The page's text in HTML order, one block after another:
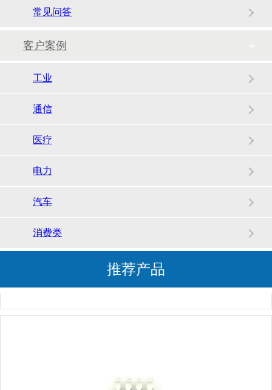
常见问答
客户案例
工业
通信
医疗
电力
汽车
消费类
推荐产品
ADF7023BCPZ-收发器-芭乐APP下载网址进入IOS
GM1200ACPZ-线性稳压器-芭乐APP下载网址进入IOS